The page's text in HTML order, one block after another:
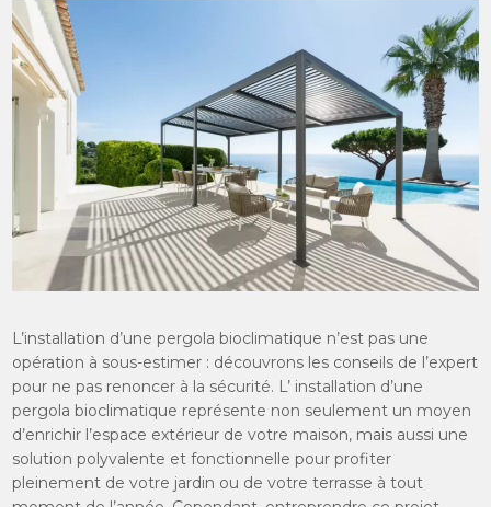
L’installation d’une pergola bioclimatique n’est pas une
opération à sous-estimer : découvrons les conseils de l’expert
pour ne pas renoncer à la sécurité. L’ installation d’une
pergola bioclimatique représente non seulement un moyen
d’enrichir l’espace extérieur de votre maison, mais aussi une
solution polyvalente et fonctionnelle pour profiter
pleinement de votre jardin ou de votre terrasse à tout